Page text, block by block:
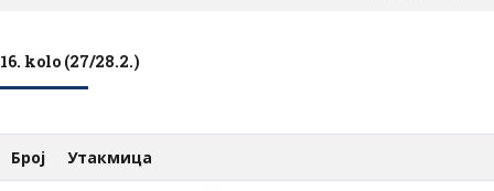
16. kolo (27/28.2.)
Број Утакмица